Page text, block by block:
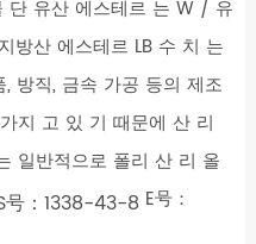
단 유산 에스테르 는 W / 유
방산 에스테르 LB 수 치 는
방직, 금속 가공 등의 제조
지 고 있 기 때문에 산 리
일반적으로 폴리 산 리 올
：1338-43-8 E号：